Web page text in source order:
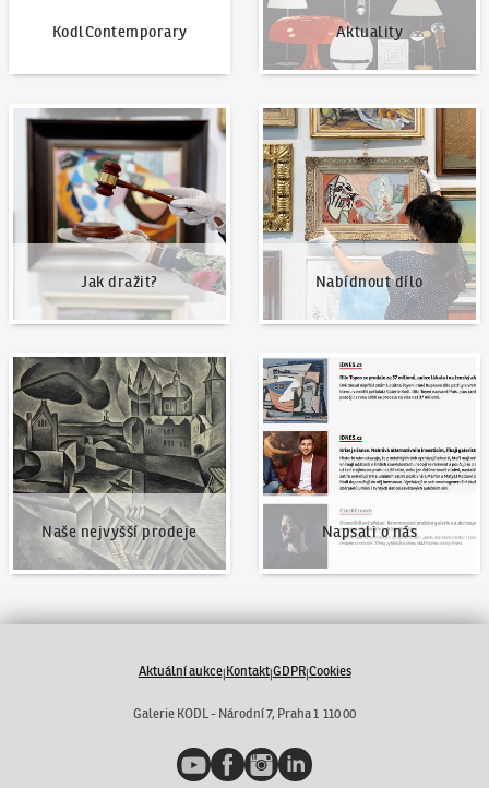
KodlContemporary Aktuality
Jak dražit?
Jak dražit?
Nabídnout dílo
Nabídnout dílo
Naše nejvyšší prodeje
Naše nejvyšší prodeje
Napsali o nás
Napsali o nás
Aktuální aukce|Kontakt|GDPR|Cookies
Galerie KODL - Národní 7, Praha 1 110 00
YouTubeFacebookInstagramLinkedIn